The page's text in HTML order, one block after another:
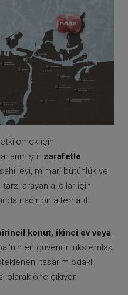
için
zarafetle
evi, mimari bütünlük ve
arayan alıcılar için
nadir bir alternatif
konut, ikinci ev veya
en güvenilir lüks emlak
tasarım odaklı,
öne çıkıyor.